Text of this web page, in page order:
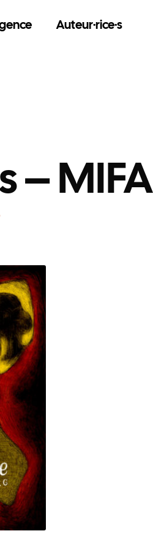
Auteur·rice·s
– MIFA